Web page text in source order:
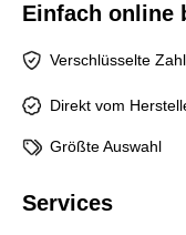
Einfach online
Verschlüsselte
Direkt vom
Größte Auswahl
Services